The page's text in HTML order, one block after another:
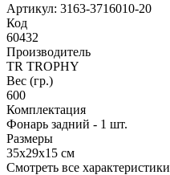
Артикул: 3163-3716010-20
Код
60432
Производитель
TR TROPHY
Вес (гр.)
600
Комплектация
Фонарь задний - 1 шт.
Размеры
35х29х15 см
Смотреть все характеристики